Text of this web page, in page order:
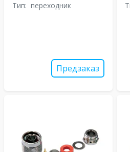
Тип: переходник
Предзаказ